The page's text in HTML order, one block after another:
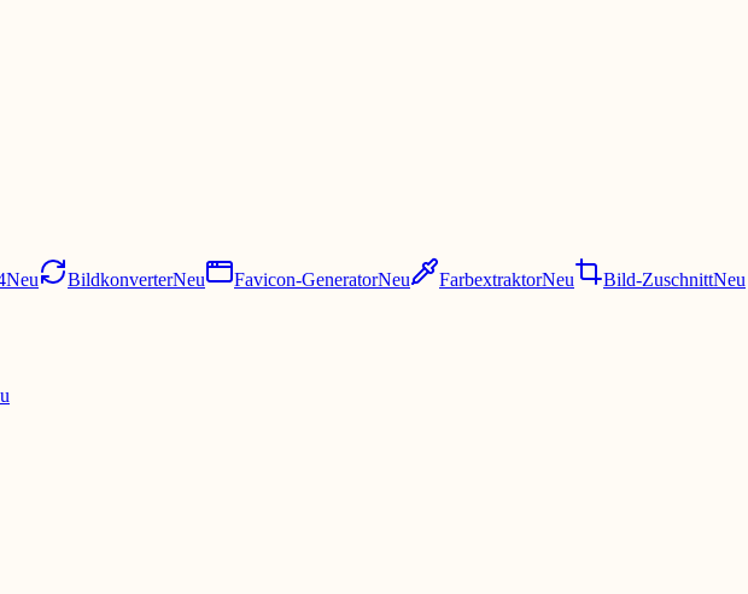
Neu BildkonverterNeu Favicon-GeneratorNeu FarbextraktorNeu Bild-ZuschnittNeu